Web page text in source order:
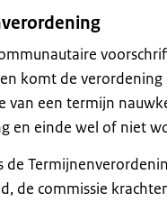
komt de
van een termijn
en einde wel of niet
de
de commissie